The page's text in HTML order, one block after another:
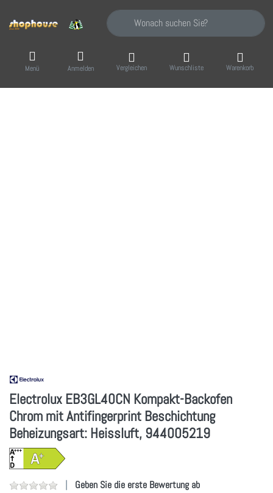
Geben Sie einen Suchbegriff ein. Während
Menü Anmelden Vergleichen Wunschliste Warenkorb
Electrolux EB3GL40CN Kompakt-Backofen
Chrom mit Antifingerprint Beschichtung
Beheizungsart: Heissluft, 944005219
Geben Sie die erste Bewertung ab